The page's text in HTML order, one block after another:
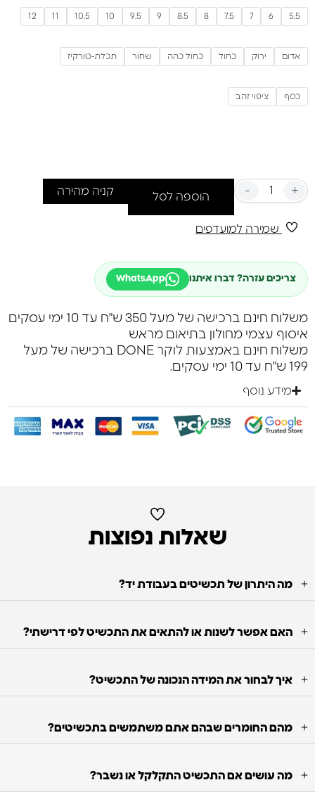
ומספר סיפור.
תהיי זו שתביא את האמנות לאצבעותייך!
5.5
6
7
7.5
8
8.5
9
9.5
10
10.5
11
12
אדום ירוק כחול כחול כהה שחור תכלת-טורקיז
כסף ציפוי זהב
- +
הוספה לסל קניה מהירה
שמירה למועדפים
צריכים עזרה? דברו איתנו WhatsApp
משלוח חינם ברכישה של מעל 350 ש"ח עד 10 ימי עסקים
איסוף עצמי מחולון בתיאום מראש
משלוח חינם באמצעות לוקר DONE ברכישה של מעל
199 ש"ח עד 10 ימי עסקים.
מידע נוסף
שאלות נפוצות
מה היתרון של תכשיטים בעבודת יד?
האם אפשר לשנות או להתאים את התכשיט לפי דרישתי?
איך לבחור את המידה הנכונה של התכשיט?
מהם החומרים שבהם אתם משתמשים בתכשיטים?
מה עושים אם התכשיט התקלקל או נשבר?